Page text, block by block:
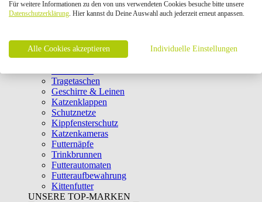
Intelligenzspielzeug
Laserpointer & Elektrospielzeug
Clicker & Target Sticks für Katzen
Weiteres Katzenspielzeug
Transportboxen
Tragetaschen
Geschirre & Leinen
Katzenklappen
Schutznetze
Kippfensterschutz
Katzenkameras
Futternäpfe
Trinkbrunnen
Futterautomaten
Futteraufbewahrung
Kittenfutter
UNSERE TOP-MARKEN
Für weitere Informationen zu den von uns verwendeten Cookies besuche bitte unsere
Datenschutzerklärung. Hier kannst du Deine Auswahl auch jederzeit erneut anpassen.
Alle Cookies akzeptieren Individuelle Einstellungen